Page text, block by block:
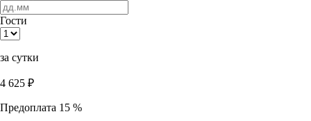
Гости
за сутки
4 625 ₽
Предоплата 15 %